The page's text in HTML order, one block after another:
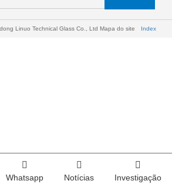
Linuo Technical Glass Co., Ltd Mapa do site Index
Whatsapp Notícias Investigação